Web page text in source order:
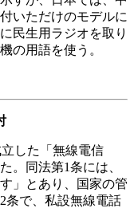
いただけのモデルに
民生用ラジオを取り
の用語を使う。
した「無線電信
。同法第1条には、
」とあり、国家の管
条で、私設無線電話